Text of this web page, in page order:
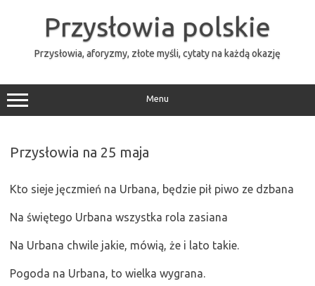
Przysłowia polskie
Przysłowia, aforyzmy, złote myśli, cytaty na każdą okazję
Menu
Przysłowia na 25 maja
Kto sieje jęczmień na Urbana, będzie pił piwo ze dzbana
Na świętego Urbana wszystka rola zasiana
Na Urbana chwile jakie, mówią, że i lato takie.
Pogoda na Urbana, to wielka wygrana.